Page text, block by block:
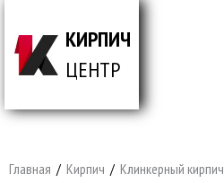
КИРПИЧ
ЦЕНТР
Главная / Кирпич / Клинкерный кирпич